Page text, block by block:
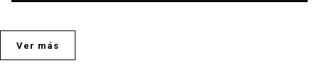
Ver más